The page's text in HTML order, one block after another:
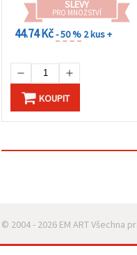
"Uložit"
vše
SLEVY
PRO MNOŽSTVÍ
44.74 Kč- 50 % 2 kus +
KOUPIT
© 2004 - 2026 EM ART Všechna